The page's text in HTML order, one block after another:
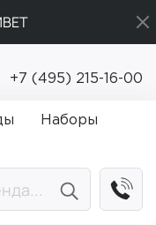
от 5 000₽
от 5 000₽
+7 (495) 215-16-00
Наборы